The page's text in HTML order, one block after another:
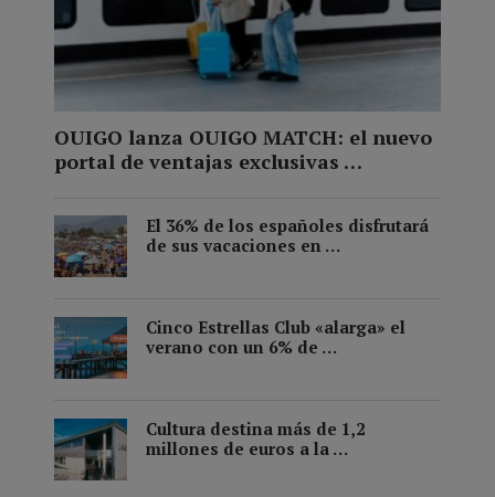
OUIGO lanza OUIGO MATCH: el nuevo
portal de ventajas exclusivas …
El 36% de los españoles disfrutará
de sus vacaciones en …
Cinco Estrellas Club «alarga» el
verano con un 6% de …
Cultura destina más de 1,2
millones de euros a la …